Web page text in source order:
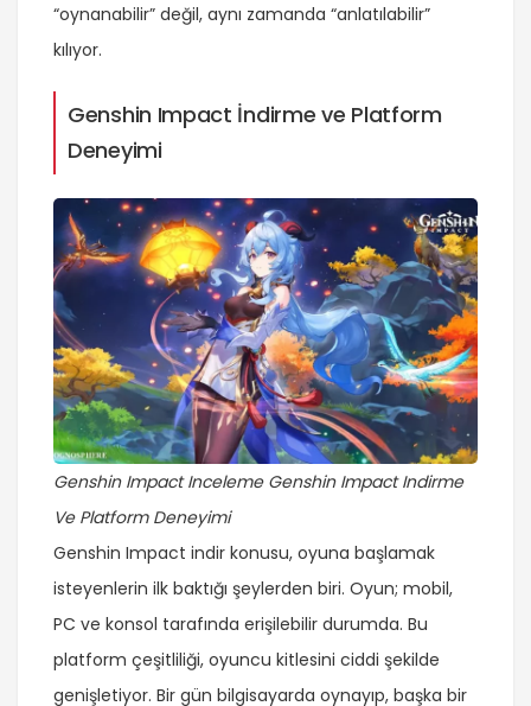
“oynanabilir” değil, aynı zamanda “anlatılabilir”
kılıyor.
Genshin Impact İndirme ve Platform
Deneyimi
Genshin Impact Inceleme Genshin Impact Indirme
Ve Platform Deneyimi
Genshin Impact indir konusu, oyuna başlamak
isteyenlerin ilk baktığı şeylerden biri. Oyun; mobil,
PC ve konsol tarafında erişilebilir durumda. Bu
platform çeşitliliği, oyuncu kitlesini ciddi şekilde
genişletiyor. Bir gün bilgisayarda oynayıp, başka bir